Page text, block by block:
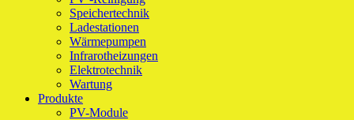
Speichertechnik
Ladestationen
Wärmepumpen
Infrarotheizungen
Elektrotechnik
Wartung
Produkte
PV-Module